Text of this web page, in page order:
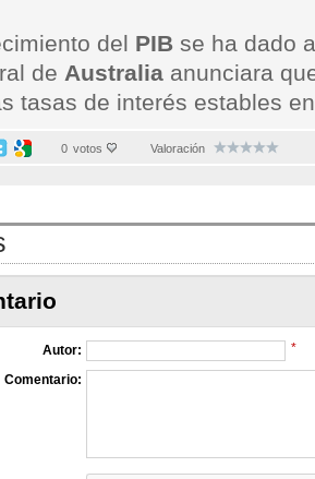
del PIB se ha dado
deAustralia anunciara
tasas de interés estables
0 votos Valoración
Autor: *
Comentario: